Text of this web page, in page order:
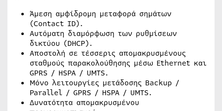
Άμεση αμφίδρομη μεταφορά σημάτων
(Contact ID).
Αυτόματη διαμόρφωση των ρυθμίσεων
δικτύου (DHCP).
Αποστολή σε τέσσερις απομακρυσμένους
σταθμούς παρακολούθησης μέσω Ethernet και
GPRS / HSPA / UMTS.
Μόνο λειτουργίες μετάδοσης Backup /
Parallel / GPRS / HSPA / UMTS.
Δυνατότητα απομακρυσμένου